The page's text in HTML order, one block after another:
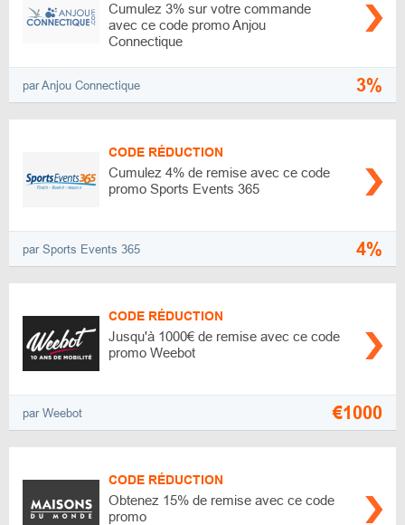
Cumulez 3% sur votre commande
avec ce code promo Anjou
Connectique
par Anjou Connectique 3%
CODE RÉDUCTION
Cumulez 4% de remise avec ce code
promo Sports Events 365
par Sports Events 365 4%
CODE RÉDUCTION
Jusqu'à 1000€ de remise avec ce code
promo Weebot
par Weebot €1000
CODE RÉDUCTION
Obtenez 15% de remise avec ce code
promo